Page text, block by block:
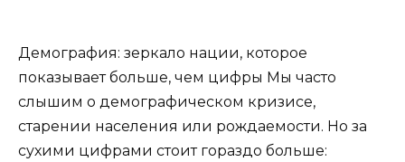
Демография: зеркало нации, которое
показывает больше, чем цифры Мы часто
слышим о демографическом кризисе,
старении населения или рождаемости. Но за
сухими цифрами стоит гораздо больше: